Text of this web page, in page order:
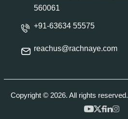
560061
+91-63634 55575
reachus@rachnaye.com
Copyright © 2026. All rights reserved.